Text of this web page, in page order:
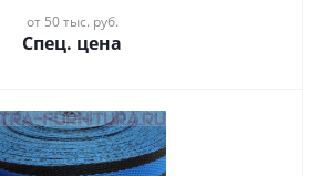
от 50 тыс. руб.
Спец. цена